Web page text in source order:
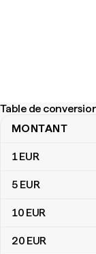
Table de
Table de
MONTANT
1EUR
5 EUR
10 EUR
20 EUR